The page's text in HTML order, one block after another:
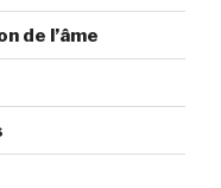
de l’âme